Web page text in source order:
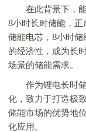
在此背景下，能
8小时长时储能，
储能电芯，8小时
的经济性，成为长
场景的储能需求。
作为锂电长时储
化，致力于打造极
储能市场的优势地
化应用。